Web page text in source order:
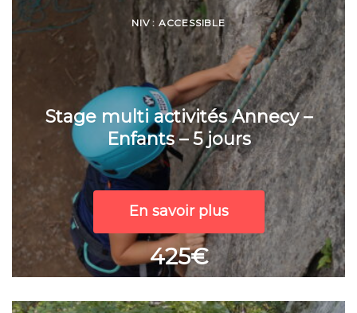
NIV : ACCESSIBLE
Stage multi activités Annecy –
Enfants – 5 jours
En savoir plus
425€